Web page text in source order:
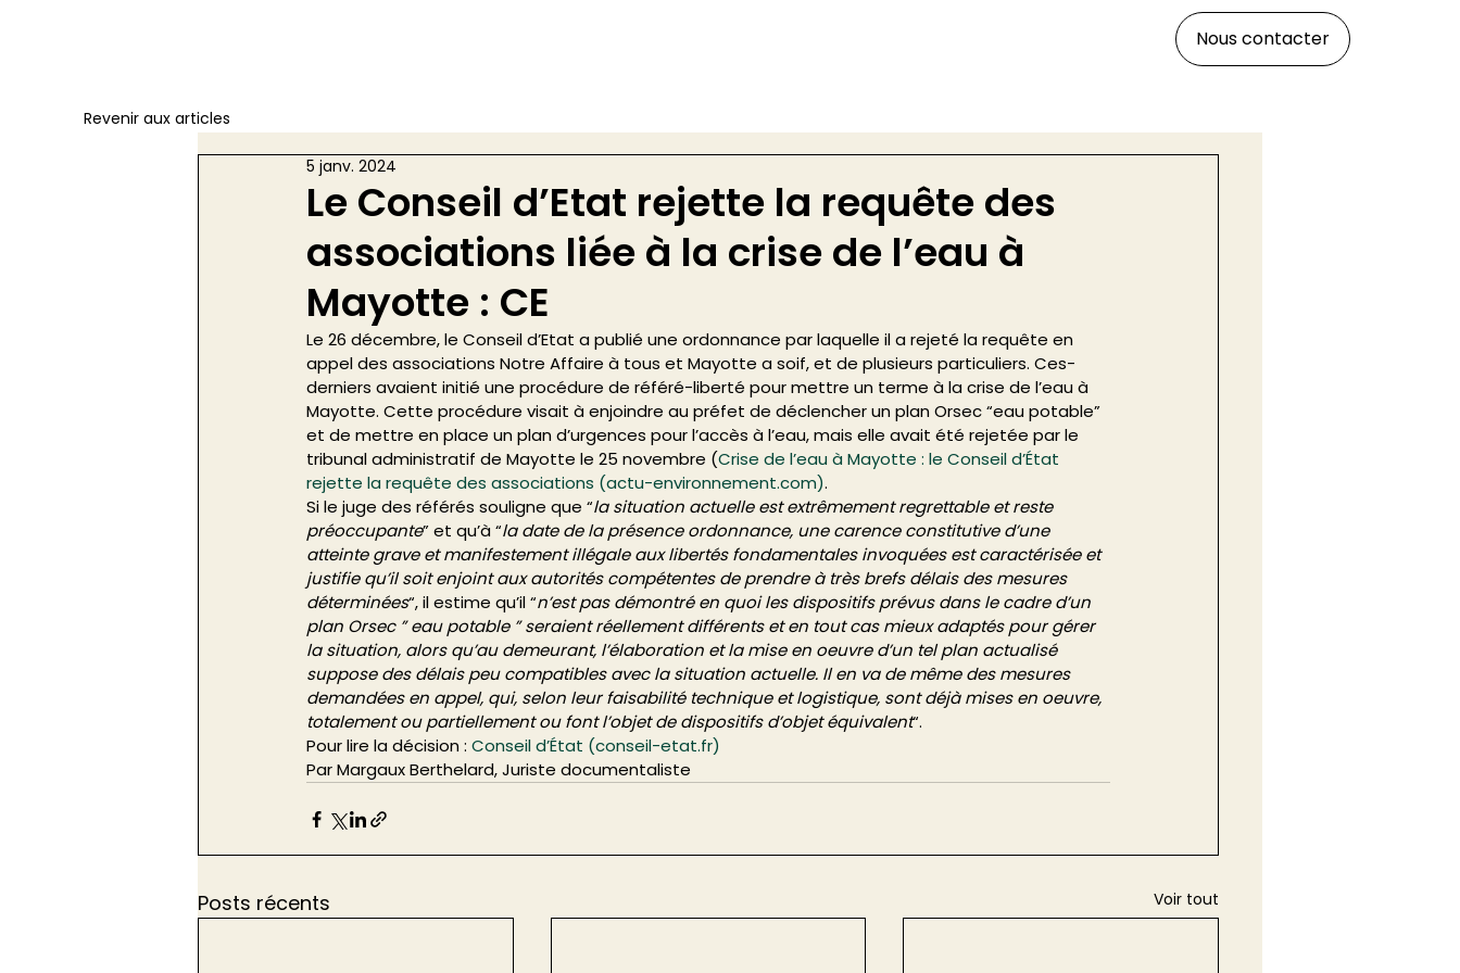
Nous contacter
Le Conseil d’Etat rejette la requête des
associations liée à la crise de l’eau à
Mayotte : CE
5 janv. 2024
Le 26 décembre, le Conseil d’Etat a publié une ordonnance par laquelle il a rejeté la requête en
appel des associations Notre Affaire à tous et Mayotte a soif, et de plusieurs particuliers. Ces-
derniers avaient initié une procédure de référé-liberté pour mettre un terme à la crise de l’eau à
Mayotte. Cette procédure visait à enjoindre au préfet de déclencher un plan Orsec “eau potable”
et de mettre en place un plan d’urgences pour l’accès à l’eau, mais elle avait été rejetée par le
tribunal administratif de Mayotte le 25 novembre (Crise de l’eau à Mayotte : le Conseil d’État
rejette la requête des associations (actu-environnement.com).
Si le juge des référés souligne que “la situation actuelle est extrêmement regrettable et reste
préoccupante” et qu’à “la date de la présence ordonnance, une carence constitutive d’une
atteinte grave et manifestement illégale aux libertés fondamentales invoquées est caractérisée et
justifie qu’il soit enjoint aux autorités compétentes de prendre à très brefs délais des mesures
déterminées“, il estime qu’il “n’est pas démontré en quoi les dispositifs prévus dans le cadre d’un
plan Orsec ” eau potable ” seraient réellement différents et en tout cas mieux adaptés pour gérer
la situation, alors qu’au demeurant, l’élaboration et la mise en oeuvre d’un tel plan actualisé
suppose des délais peu compatibles avec la situation actuelle. Il en va de même des mesures
demandées en appel, qui, selon leur faisabilité technique et logistique, sont déjà mises en oeuvre,
totalement ou partiellement ou font l’objet de dispositifs d’objet équivalent“.
Pour lire la décision : Conseil d’État (conseil-etat.fr)
Par Margaux Berthelard, Juriste documentaliste
Posts récents Voir tout
Revenir aux articles